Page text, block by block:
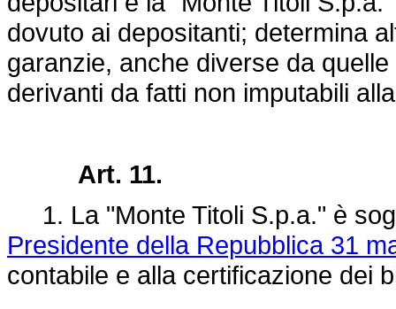
dovuto ai depositanti; determina
garanzie, anche diverse da
derivanti da fatti non imputabili
Art. 11.
1. La "Monte Titoli S.p.a." è
Presidente della Repubblica 31
contabile e alla certificazione dei